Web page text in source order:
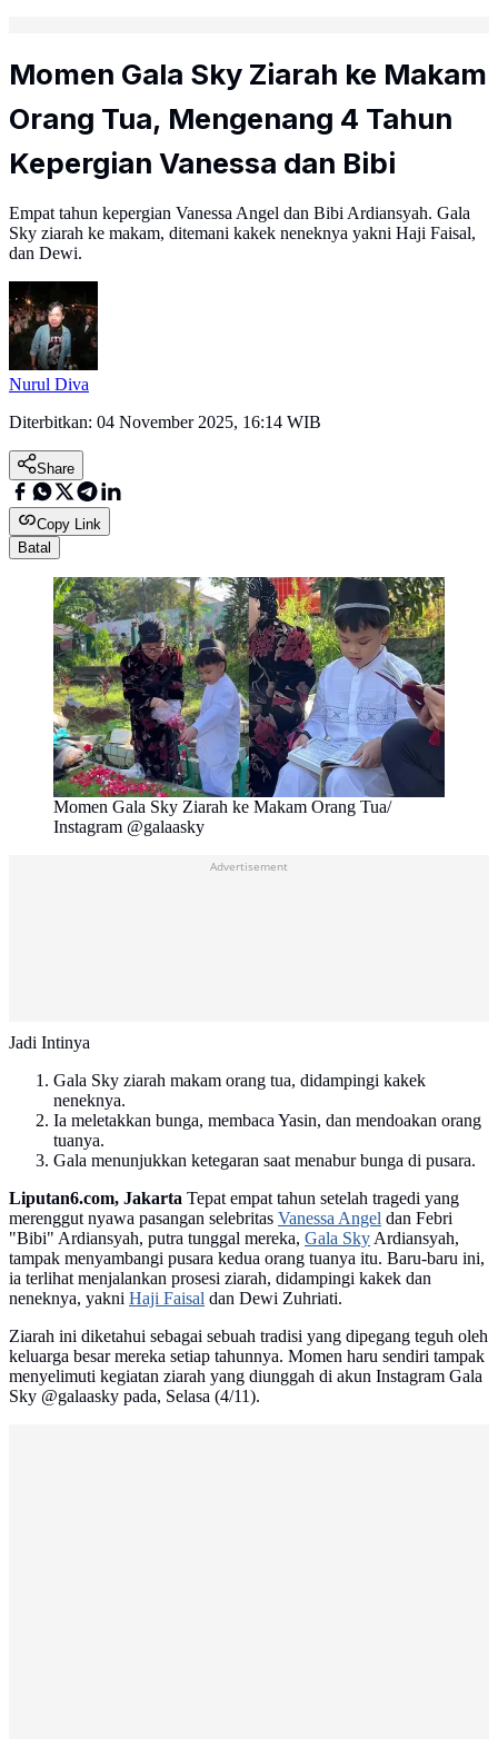
Momen Gala Sky Ziarah ke Makam
Orang Tua, Mengenang 4 Tahun
Kepergian Vanessa dan Bibi
Empat tahun kepergian Vanessa Angel dan Bibi Ardiansyah. Gala
Sky ziarah ke makam, ditemani kakek neneknya yakni Haji Faisal,
dan Dewi.
Nurul Diva
Diterbitkan: 04 November 2025, 16:14 WIB
Share
Copy Link
Batal
Momen Gala Sky Ziarah ke Makam Orang Tua/
Instagram @galaasky
Advertisement
Jadi Intinya
Gala Sky ziarah makam orang tua, didampingi kakek
neneknya.
Ia meletakkan bunga, membaca Yasin, dan mendoakan orang
tuanya.
Gala menunjukkan ketegaran saat menabur bunga di pusara.
Liputan6.com, Jakarta Tepat empat tahun setelah tragedi yang
merenggut nyawa pasangan selebritas Vanessa Angel dan Febri
"Bibi" Ardiansyah, putra tunggal mereka, Gala SkyArdiansyah,
tampak menyambangi pusara kedua orang tuanya itu. Baru-baru ini,
ia terlihat menjalankan prosesi ziarah, didampingi kakek dan
neneknya, yakni Haji Faisal dan Dewi Zuhriati.
Ziarah ini diketahui sebagai sebuah tradisi yang dipegang teguh oleh
keluarga besar mereka setiap tahunnya. Momen haru sendiri tampak
menyelimuti kegiatan ziarah yang diunggah di akun Instagram Gala
Sky @galaasky pada, Selasa (4/11).